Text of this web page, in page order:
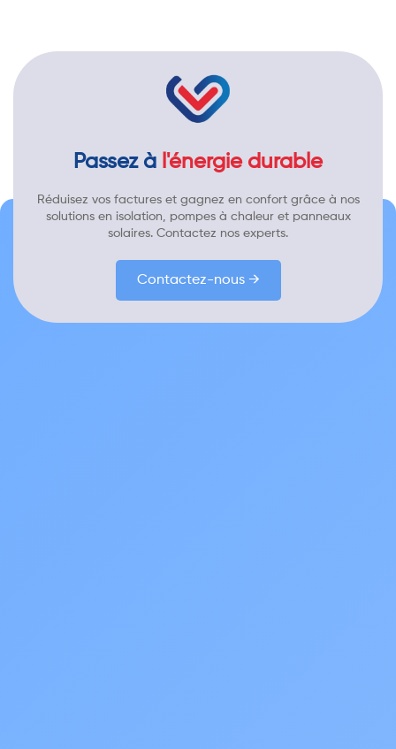
Passez à l'énergie durable
Réduisez vos factures et gagnez en confort grâce à nos
solutions en isolation, pompes à chaleur et panneaux
solaires. Contactez nos experts.
Contactez-nous →